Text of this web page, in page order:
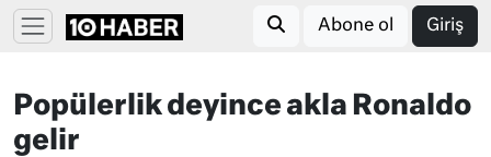
Abone ol Giriş
Popülerlik deyince akla Ronaldo
gelir